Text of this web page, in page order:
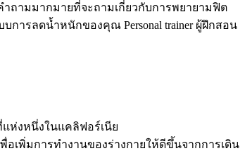
ถามมากมายที่จะถามเกี่ยวกับการพยายามฟิต
ารลดน้ำหนักของคุณ Personal trainer ผู้ฝึกสอน
ห่งหนึ่งในแคลิฟอร์เนีย
เพิ่มการทำงานของร่างกายให้ดีขึ้นจากการเดิน